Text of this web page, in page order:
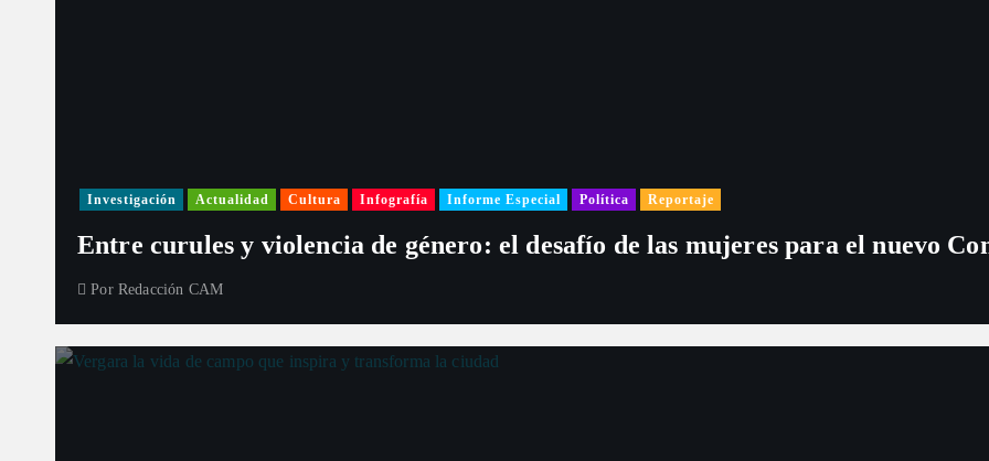
Investigación Actualidad Cultura Infografía Informe Especial Política Reportaje
Entre curules y violencia de género: el desafío de las mujeres para el nuevo
Por Redacción CAM